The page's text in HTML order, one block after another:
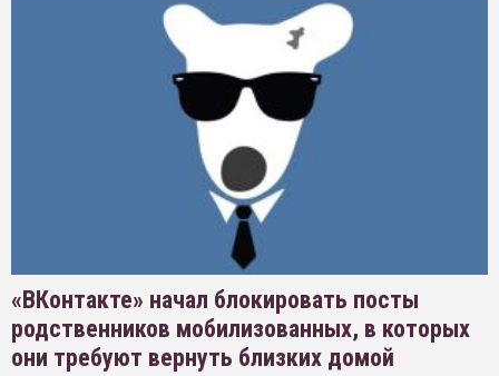
«ВКонтакте» начал блокировать посты
родственников мобилизованных, в которых
они требуют вернуть близких домой